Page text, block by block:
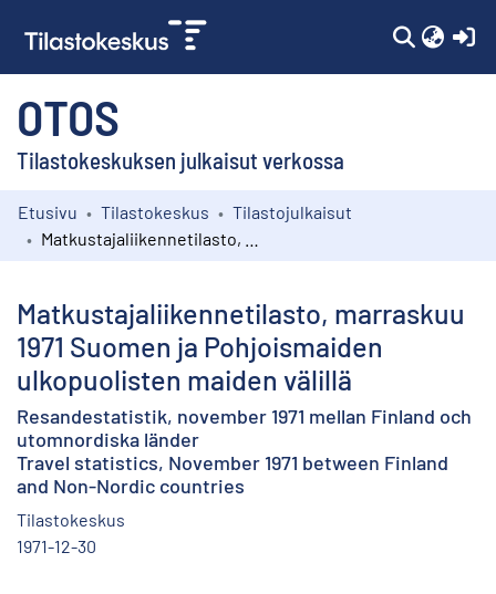
OTOS
Tilastokeskuksen julkaisut verkossa
Kokoelmat
Etusivu Tilastokeskus
Tilastojulkaisut
Matkustajaliikennetilasto, marraskuu
1971 Suomen ja Pohjoismaiden
ulkopuolisten maiden välillä
Resandestatistik, november 1971 mellan Finland och
utomnordiska länder
Travel statistics, November 1971 between Finland
and Non-Nordic countries
Tilastokeskus
1971-12-30